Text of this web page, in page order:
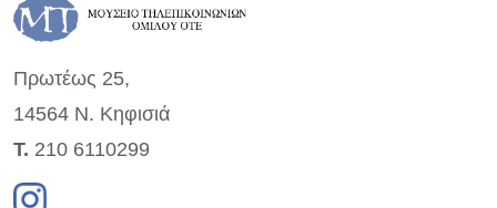
Πρωτέως 25,
14564 Ν. Κηφισιά
Τ. 210 6110299